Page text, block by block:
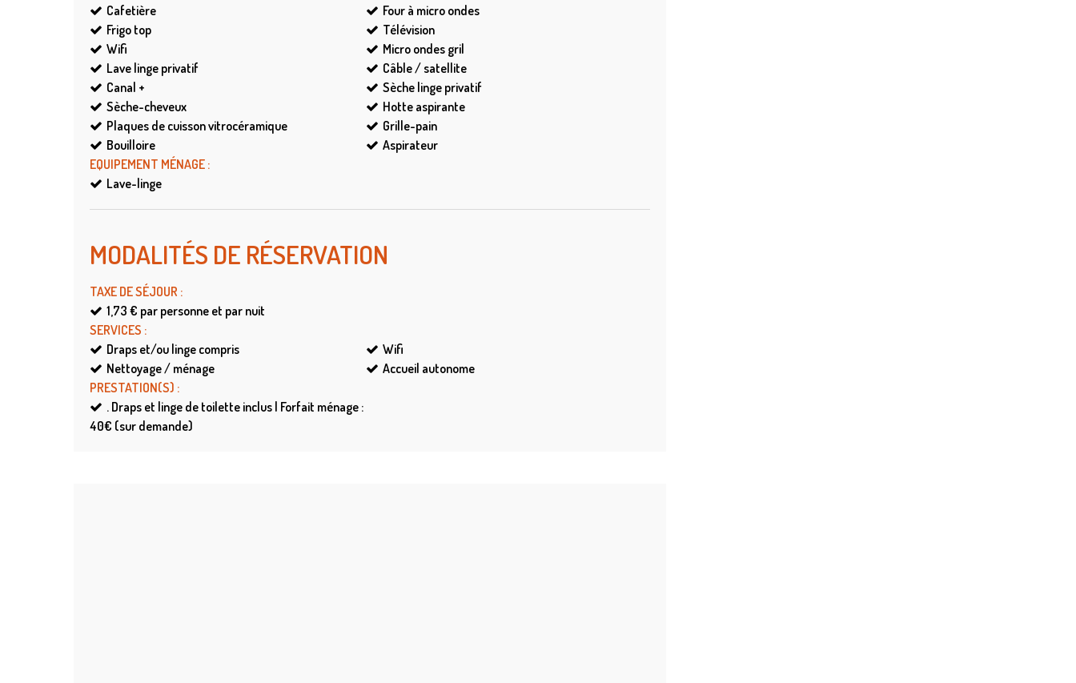
Cafetière
Four à micro ondes
Frigo top
Télévision
Wifi
Micro ondes gril
Lave linge privatif
Câble / satellite
Canal +
Sèche linge privatif
Sèche-cheveux
Hotte aspirante
Plaques de cuisson vitrocéramique
Grille-pain
Bouilloire
Aspirateur
EQUIPEMENT MÉNAGE :
Lave-linge
MODALITÉS DE RÉSERVATION
TAXE DE SÉJOUR :
1,73 € par personne et par nuit
SERVICES :
Draps et/ou linge compris
Wifi
Nettoyage / ménage
Accueil autonome
PRESTATION(S) :
. Draps et linge de toilette inclus | Forfait ménage :
40€ (sur demande)